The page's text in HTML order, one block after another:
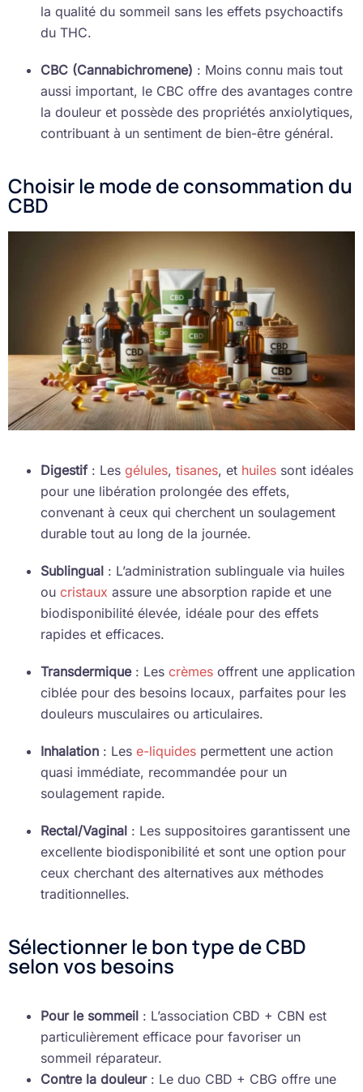
la qualité du sommeil sans les effets psychoactifs
du THC.
CBC (Cannabichromene) : Moins connu mais tout
aussi important, le CBC offre des avantages contre
la douleur et possède des propriétés anxiolytiques,
contribuant à un sentiment de bien-être général.
Choisir le mode de consommation du
CBD
Digestif: Les gélules, tisanes, et huiles sont idéales
pour une libération prolongée des effets,
convenant à ceux qui cherchent un soulagement
durable tout au long de la journée.
Sublingual : L’administration sublinguale via huiles
ou cristaux assure une absorption rapide et une
biodisponibilité élevée, idéale pour des effets
rapides et efficaces.
Transdermique: Les crèmes offrent une application
ciblée pour des besoins locaux, parfaites pour les
douleurs musculaires ou articulaires.
Inhalation : Les e-liquides permettent une action
quasi immédiate, recommandée pour un
soulagement rapide.
Rectal/Vaginal : Les suppositoires garantissent une
excellente biodisponibilité et sont une option pour
ceux cherchant des alternatives aux méthodes
traditionnelles.
Sélectionner le bon type de CBD
selon vos besoins
Pour le sommeil : L’association CBD + CBN est
particulièrement efficace pour favoriser un
sommeil réparateur.
Contre la douleur: Le duo CBD + CBG offre une